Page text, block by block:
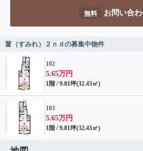
無料 お問い合
菫（すみれ）２ｎｄの募集中物件
102
5.65万円
1階 / 9.81坪(32.43㎡)
103
5.65万円
1階 / 9.81坪(32.43㎡)